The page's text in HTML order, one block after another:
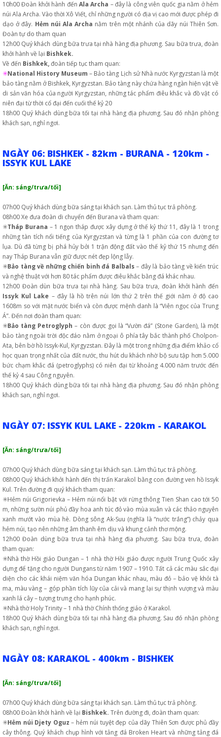
10h00 Đoàn khởi hành đến Ala Archa – đây là công viên quốc gia nằm ở hẻm
núi Ala Archa. Vào thời Xô Viết, chỉ những người có địa vị cao mới được phép đi
dạo ở đây. Hẻm núi Ala Archa nằm trên một nhánh của dãy núi Thiên Sơn.
Đoàn tự do tham quan
12h00 Quý khách dùng bữa trưa tại nhà hàng địa phương. Sau bữa trưa, đoàn
khởi hành về lại Bishkek.
Về đến Bishkek,đoàn tiếp tục tham quan:
✳️National History Museum – Bảo tàng Lịch sử Nhà nước Kyrgyzstan là một
bảo tàng nằm ở Bishkek, Kyrgyzstan. Bảo tàng này chứa hàng ngàn hiện vật về
di sản văn hóa của người Kyrgyzstan, những tác phẩm điêu khắc và đồ vật có
niên đại từ thời cổ đại đến cuối thế kỷ 20
18h00 Quý khách dùng bữa tối tại nhà hàng địa phương. Sau đó nhận phòng
khách sạn, nghỉ ngơi.
NGÀY 06: BISHKEK - 82km - BURANA - 120km -
ISSYK KUL LAKE
[Ăn: sáng/trưa/tối]
07h00 Quý khách dùng bữa sáng tại khách sạn. Làm thủ tục trả phòng.
08h00 Xe đưa đoàn di chuyển đến Burana và tham quan:
✳️Tháp Burana – 1 ngọn tháp được xây dựng ở thế kỷ thứ 11, đây là 1 trong
những tàn tích nổi tiếng của Kyrgyzstan và từng là 1 phần của con đường tơ
lụa. Dù đã từng bị phá hủy bởi 1 trận động đất vào thế kỷ thứ 15 nhưng đến
nay Tháp Burana vẫn giữ được nét đẹp lộng lẫy.
✳️Bảo tàng về những chiến binh đá Balbals – đây là bảo tàng về kiến trúc
và nghệ thuật với hơn 80 tác phẩm được điêu khắc bằng đá khác nhau.
12h00 Đoàn dùn bữa trưa tại nhà hàng. Sau bữa trưa, đoàn khởi hành đến
Issyk Kul Lake – đây là hồ trên núi lớn thứ 2 trên thế giới nằm ở độ cao
1608m so với mặt nước biển và còn được mệnh danh là “Viên ngọc của Trung
Á”. Đến nơi đoàn tham quan:
✳️Bảo tàng Petroglyph – còn được gọi là “Vườn đá” (Stone Garden), là một
bảo tàng ngoài trời độc đáo nằm ở ngoại ô phía tây bắc thành phố Cholpon-
Ata, bên bờ hồ Issyk-Kul, Kyrgyzstan. Đây là một trong những địa điểm khảo cổ
học quan trọng nhất của đất nước, thu hút du khách nhờ bộ sưu tập hơn 5.000
bức chạm khắc đá (petroglyphs) có niên đại từ khoảng 4.000 năm trước đến
thế kỷ 4 sau Công nguyên.
18h00 Quý khách dùng bữa tối tại nhà hàng địa phương. Sau đó nhận phòng
khách sạn, nghỉ ngơi.
NGÀY 07: ISSYK KUL LAKE - 220km - KARAKOL
[Ăn: sáng/trưa/tối]
07h00 Quý khách dùng bữa sáng tại khách sạn. Làm thủ tục trả phòng.
08h00 Quý khách khởi hành đến thị trấn Karakol bằng con đường ven hồ Issyk
Kul. Trên đường đi quý khách tham quan:
✳️Hẻm núi Grigorievka – Hẻm núi nổi bật với rừng thông Tien Shan cao tới 50
m, những sườn núi phủ đầy hoa anh túc đỏ vào mùa xuân và các thảo nguyên
xanh mướt vào mùa hè. Dòng sông Ak-Suu (nghĩa là “nước trắng”) chảy qua
hẻm núi, tạo nên những âm thanh êm dịu và khung cảnh thơ mộng.
12h00 Đoàn dùng bữa trưa tại nhà hàng địa phương. Sau bữa trưa, đoàn
tham quan:
✳️Nhà thờ Hồi giáo Dungan – 1 nhà thờ Hồi giáo được người Trung Quốc xây
dựng để tặng cho người Dungans từ năm 1907 – 1910. Tất cả các màu sắc đại
diện cho các khái niệm văn hóa Dungan khác nhau, màu đỏ – bảo vệ khỏi tà
ma, màu vàng – góp phần tích lũy của cải và mang lại sự thịnh vượng và màu
xanh lá cây – tượng trưng cho hạnh phúc.
✳️Nhà thờ Holy Trinity – 1 nhà thờ Chính thống giáo ở Karakol.
18h00 Quý khách dùng bữa tối tại nhà hàng địa phương. Sau đó nhận phòng
khách sạn, nghỉ ngơi.
NGÀY 08: KARAKOL - 400km - BISHKEK
[Ăn: sáng/trưa/tối]
07h00 Quý khách dùng bữa sáng tại khách sạn. Làm thủ tục trả phòng.
08h00 Đoàn khởi hành về lại Bishkek. Trên đường đi, đoàn tham quan:
✳️Hẻm núi Djety Oguz – hẻm núi tuyệt đẹp của dãy Thiên Sơn được phủ đầy
cây thông. Quý khách chụp hình với tảng đá Broken Heart và những tảng đá